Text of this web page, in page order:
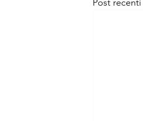
Post recenti